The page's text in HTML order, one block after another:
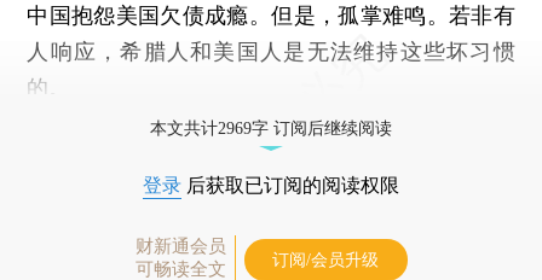
中国抱怨美国欠债成瘾。但是，孤掌难鸣。若非有
人响应，希腊人和美国人是无法维持这些坏习惯
的。
本文共计2969字 订阅后继续阅读
登录 后获取已订阅的阅读权限
财新通会员
可畅读全文
订阅/会员升级